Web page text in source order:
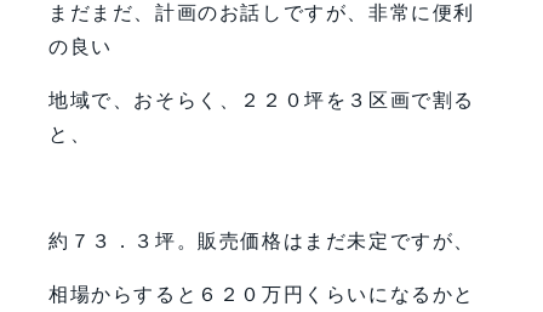
まだまだ、計画のお話しですが、非常に便利
の良い
地域で、おそらく、２２０坪を３区画で割る
と、
約７３．３坪。販売価格はまだ未定ですが、
相場からすると６２０万円くらいになるかと